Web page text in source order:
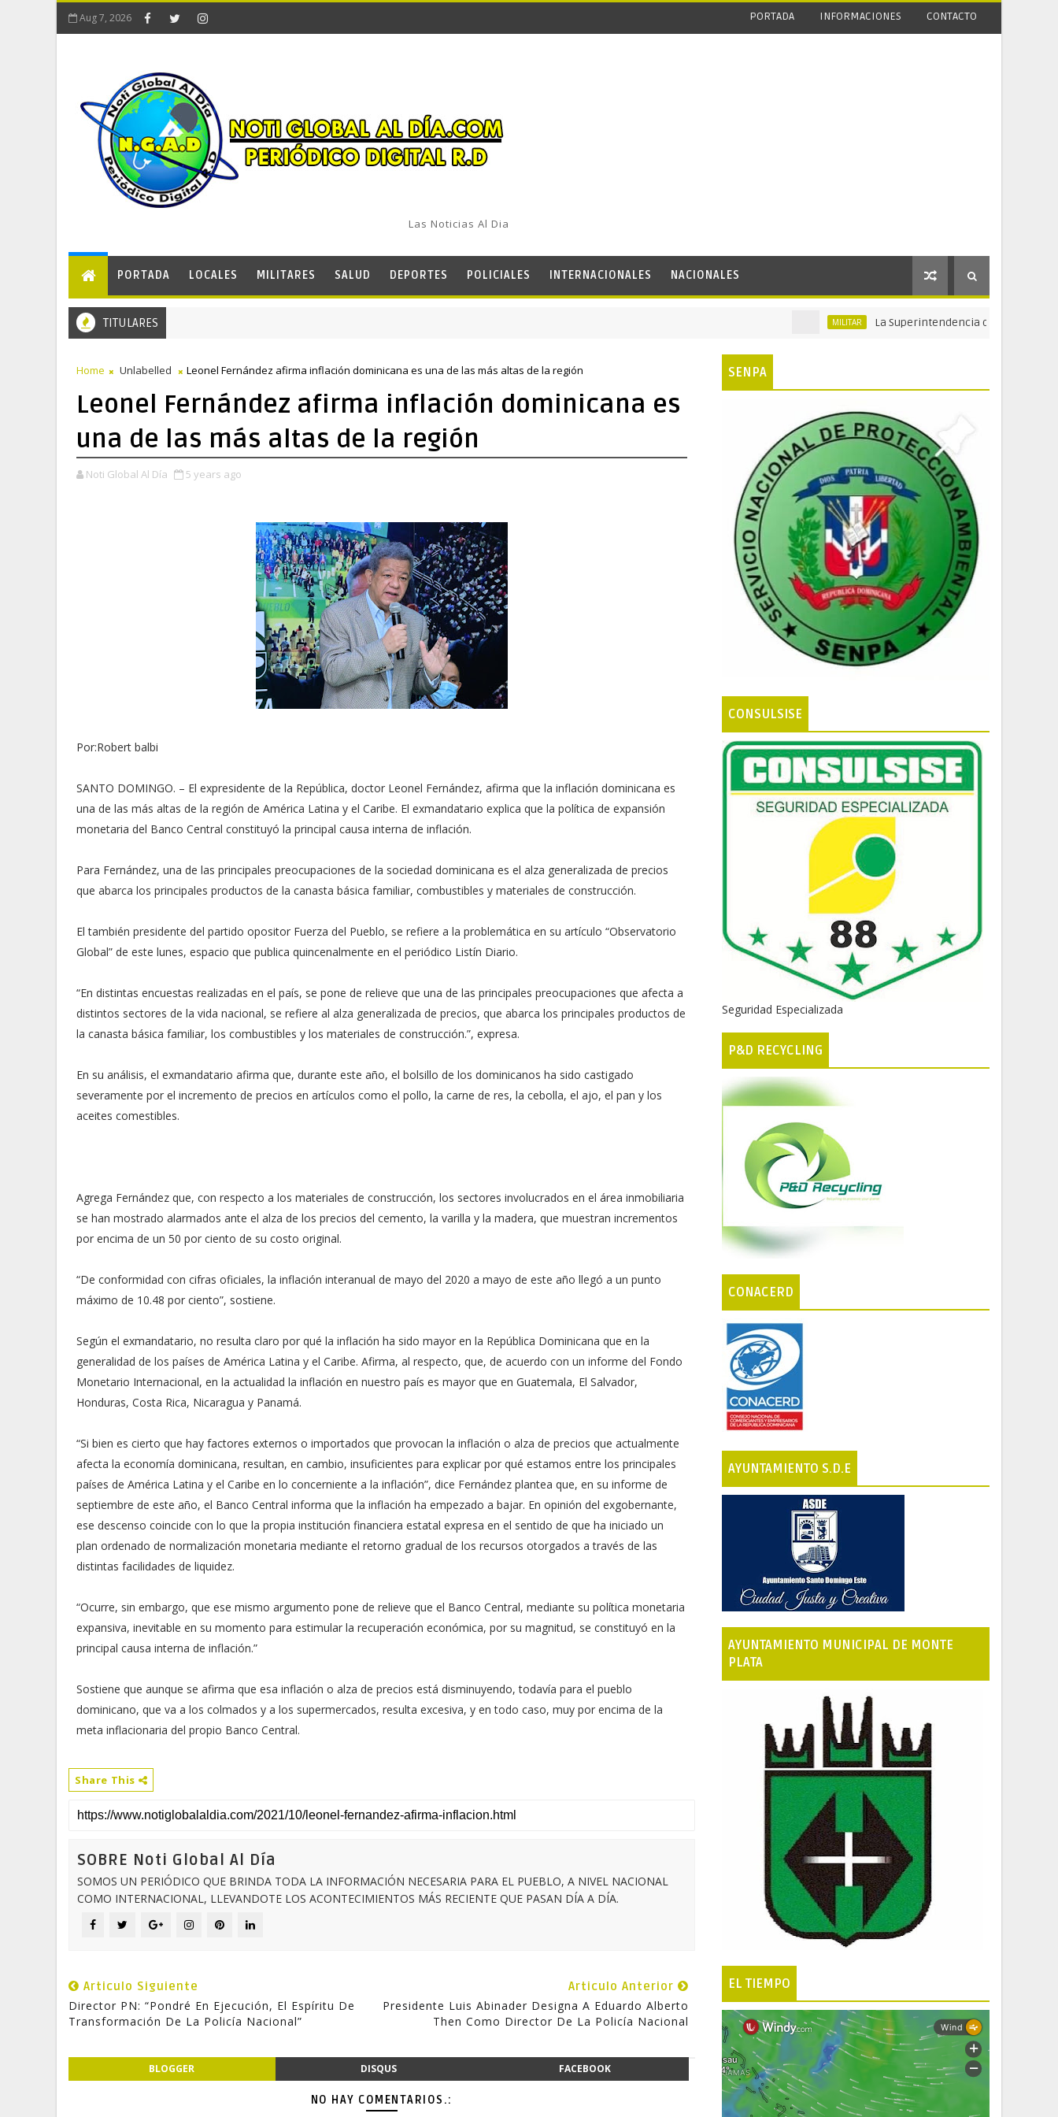
Aug 7, 2026 PORTADA INFORMACIONES CONTACTO
Las Noticias Al Dia
PORTADA LOCALES MILITARES SALUD DEPORTES POLICIALES INTERNACIONALES NACIONALES
TITULARES La Superintendencia de Vigilancia y
Home Unlabelled Leonel Fernández afirma inflación dominicana es una de las más altas de la región
Leonel Fernández afirma inflación dominicana es
una de las más altas de la región
Noti Global Al Día 5 years ago
Por:Robert balbi
SANTO DOMINGO. – El expresidente de la República, doctor Leonel Fernández, afirma que la inflación dominicana es
una de las más altas de la región de América Latina y el Caribe. El exmandatario explica que la política de expansión
monetaria del Banco Central constituyó la principal causa interna de inflación.
Para Fernández, una de las principales preocupaciones de la sociedad dominicana es el alza generalizada de precios
que abarca los principales productos de la canasta básica familiar, combustibles y materiales de construcción.
El también presidente del partido opositor Fuerza del Pueblo, se refiere a la problemática en su artículo “Observatorio
Global” de este lunes, espacio que publica quincenalmente en el periódico Listín Diario.
“En distintas encuestas realizadas en el país, se pone de relieve que una de las principales preocupaciones que afecta a
distintos sectores de la vida nacional, se refiere al alza generalizada de precios, que abarca los principales productos de
la canasta básica familiar, los combustibles y los materiales de construcción.”, expresa.
En su análisis, el exmandatario afirma que, durante este año, el bolsillo de los dominicanos ha sido castigado
severamente por el incremento de precios en artículos como el pollo, la carne de res, la cebolla, el ajo, el pan y los
aceites comestibles.
Agrega Fernández que, con respecto a los materiales de construcción, los sectores involucrados en el área inmobiliaria
se han mostrado alarmados ante el alza de los precios del cemento, la varilla y la madera, que muestran incrementos
por encima de un 50 por ciento de su costo original.
“De conformidad con cifras oficiales, la inflación interanual de mayo del 2020 a mayo de este año llegó a un punto
máximo de 10.48 por ciento”, sostiene.
Según el exmandatario, no resulta claro por qué la inflación ha sido mayor en la República Dominicana que en la
generalidad de los países de América Latina y el Caribe. Afirma, al respecto, que, de acuerdo con un informe del Fondo
Monetario Internacional, en la actualidad la inflación en nuestro país es mayor que en Guatemala, El Salvador,
Honduras, Costa Rica, Nicaragua y Panamá.
“Si bien es cierto que hay factores externos o importados que provocan la inflación o alza de precios que actualmente
afecta la economía dominicana, resultan, en cambio, insuficientes para explicar por qué estamos entre los principales
países de América Latina y el Caribe en lo concerniente a la inflación”, dice Fernández plantea que, en su informe de
septiembre de este año, el Banco Central informa que la inflación ha empezado a bajar. En opinión del exgobernante,
ese descenso coincide con lo que la propia institución financiera estatal expresa en el sentido de que ha iniciado un
plan ordenado de normalización monetaria mediante el retorno gradual de los recursos otorgados a través de las
distintas facilidades de liquidez.
“Ocurre, sin embargo, que ese mismo argumento pone de relieve que el Banco Central, mediante su política monetaria
expansiva, inevitable en su momento para estimular la recuperación económica, por su magnitud, se constituyó en la
principal causa interna de inflación.”
Sostiene que aunque se afirma que esa inflación o alza de precios está disminuyendo, todavía para el pueblo
dominicano, que va a los colmados y a los supermercados, resulta excesiva, y en todo caso, muy por encima de la
meta inflacionaria del propio Banco Central.
Share This
SOBRE Noti Global Al Día
SOMOS UN PERIÓDICO QUE BRINDA TODA LA INFORMACIÓN NECESARIA PARA EL PUEBLO, A NIVEL NACIONAL
COMO INTERNACIONAL, LLEVANDOTE LOS ACONTECIMIENTOS MÁS RECIENTE QUE PASAN DÍA A DÍA.
Articulo Siguiente
Director PN: “Pondré En Ejecución, El Espíritu De
Transformación De La Policía Nacional”
Articulo Anterior
Presidente Luis Abinader Designa A Eduardo Alberto
Then Como Director De La Policía Nacional
BLOGGER DISQUS FACEBOOK
NO HAY COMENTARIOS.:
SENPA
CONSULSISE
Seguridad Especializada
P&D RECYCLING
CONACERD
AYUNTAMIENTO S.D.E
AYUNTAMIENTO MUNICIPAL DE MONTE
PLATA
EL TIEMPO